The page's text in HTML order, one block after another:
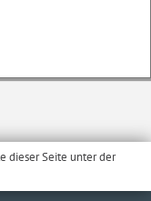
dieser Seite unter der